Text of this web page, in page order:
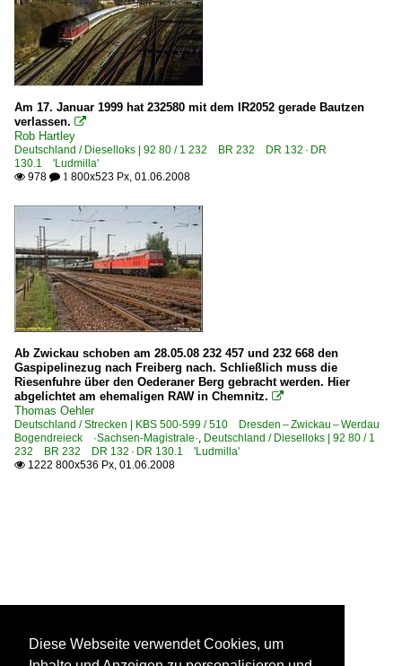
Am 17. Januar 1999 hat 232580 mit dem IR2052 gerade Bautzen
verlassen. 
Rob Hartley
Deutschland / Dieselloks | 92 80 / 1 232 BR 232 DR 132 · DR
130.1 'Ludmilla'
 978  1 800x523 Px, 01.06.2008
Ab Zwickau schoben am 28.05.08 232 457 und 232 668 den
Gaspipelinezug nach Freiberg nach. Schließlich muss die
Riesenfuhre über den Oederaner Berg gebracht werden. Hier
abgelichtet am ehemaligen RAW in Chemnitz. 
Thomas Oehler
Deutschland / Strecken | KBS 500-599 / 510 Dresden – Zwickau – Werdau
Bogendreieck ·Sachsen-Magistrale· Deutschland / Dieselloks | 92 80 / 1
232 BR 232 DR 132 · DR 130.1 'Ludmilla'
 1222 800x536 Px, 01.06.2008
Diese Webseite verwendet Cookies, um